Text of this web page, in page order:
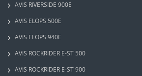
AVIS RIVERSIDE 900E
AVIS ELOPS 500E
AVIS ELOPS 940E
AVIS ROCKRIDER E-ST 500
AVIS ROCKRIDER E-ST 900